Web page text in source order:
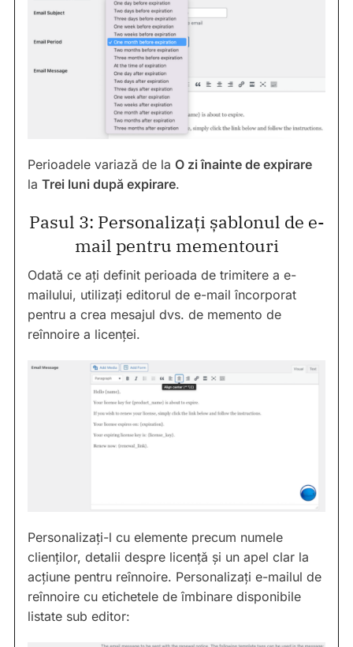
Perioadele variază de la O zi înainte de expirare
la Trei luni după expirare.
Pasul 3: Personalizați șablonul de e-
mail pentru mementouri
Odată ce ați definit perioada de trimitere a e-
mailului, utilizați editorul de e-mail încorporat
pentru a crea mesajul dvs. de memento de
reînnoire a licenței.
Personalizați-l cu elemente precum numele
clienților, detalii despre licență și un apel clar la
acțiune pentru reînnoire. Personalizați e-mailul de
reînnoire cu etichetele de îmbinare disponibile
listate sub editor: